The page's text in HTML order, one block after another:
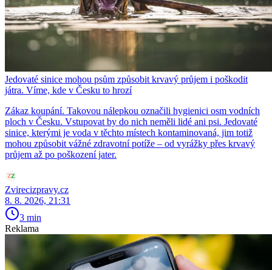
Jedovaté sinice mohou psům způsobit krvavý průjem i poškodit
játra. Víme, kde v Česku to hrozí
Zákaz koupání. Takovou nálepkou označili hygienici osm vodních
ploch v Česku. Vstupovat by do nich neměli lidé ani psi. Jedovaté
sinice, kterými je voda v těchto místech kontaminovaná, jim totiž
mohou způsobit vážné zdravotní potíže – od vyrážky přes krvavý
průjem až po poškození jater.
Zvirecizpravy.cz
8. 8. 2026, 21:31
3 min
Reklama